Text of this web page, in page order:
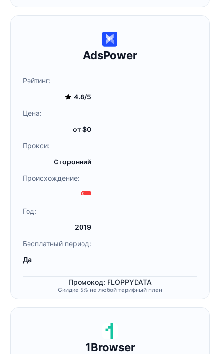
AdsPower
Рейтинг:
4.8/5
Цена:
от $0
Прокси:
Сторонний
Происхождение:
Год:
2019
Бесплатный период:
Да
Промокод: FLOPPYDATA
Скидка 5% на любой тарифный план
1Browser